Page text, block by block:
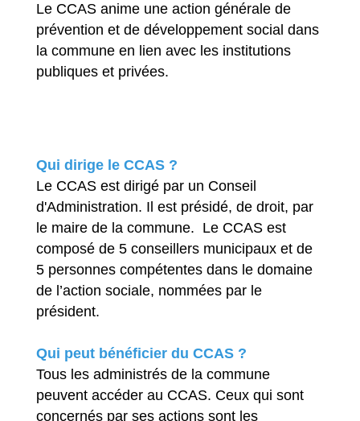
Le CCAS anime une action générale de
prévention et de développement social dans
la commune en lien avec les institutions
publiques et privées.
Qui dirige le CCAS ?
Le CCAS est dirigé par un Conseil
d'Administration. Il est présidé, de droit, par
le maire de la commune. Le CCAS est
composé de 5 conseillers municipaux et de
5 personnes compétentes dans le domaine
de l’action sociale, nommées par le
président.
Qui peut bénéficier du CCAS ?
Tous les administrés de la commune
peuvent accéder au CCAS. Ceux qui sont
concernés par ses actions sont les